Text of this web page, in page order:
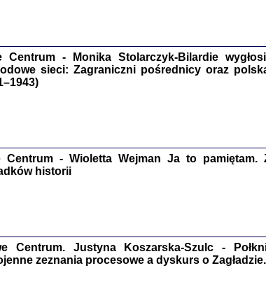
oprac. Aleksandra Bańkowska
Warszawa 2022
oprac. Aleksandra Bańkowska, wstęp Jacek
Centrum - Monika Stolarczyk-Bilardie
sieci: Zagraniczni pośrednicy oraz
Centrum - Wioletta Wejman Ja to pamiętam.
historii
Centrum. Justyna Koszarska-Szulc -
zeznania procesowe a dyskurs o Zagładzie.